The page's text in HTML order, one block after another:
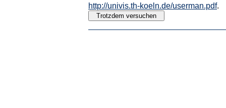
http://univis.th-koeln.de/userman.pdf.